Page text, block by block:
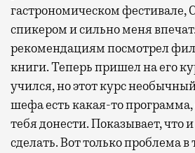
гастрономическом фестивале,
спикером и сильно меня
рекомендациям посмотрел
книги. Теперь пришел на его
учился, но этот курс
шефа есть какая-то программа,
тебя донести. Показывает, что
сделать. Вот только проблема